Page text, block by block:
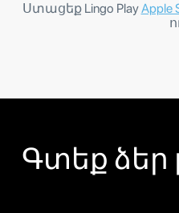
Ստացեք Lingo PlayApple
Գտեք ձեր